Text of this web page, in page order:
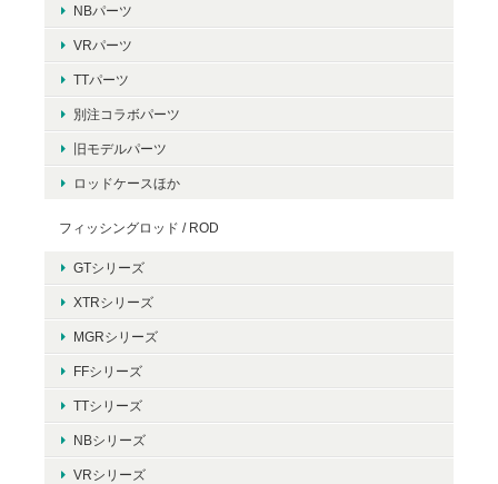
NBパーツ
VRパーツ
TTパーツ
別注コラボパーツ
旧モデルパーツ
ロッドケースほか
フィッシングロッド / ROD
GTシリーズ
XTRシリーズ
MGRシリーズ
FFシリーズ
TTシリーズ
NBシリーズ
VRシリーズ